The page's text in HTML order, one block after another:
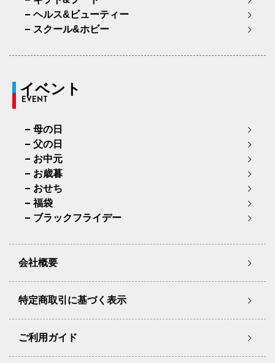
ヘルス&ビューティー
スクール&ホビー
イベント
EVENT
母の日
父の日
お中元
お歳暮
おせち
福袋
ブラックフライデー
会社概要
特定商取引に基づく表示
ご利用ガイド